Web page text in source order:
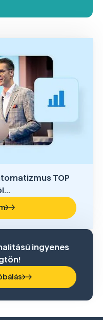
TOP
ingyenes